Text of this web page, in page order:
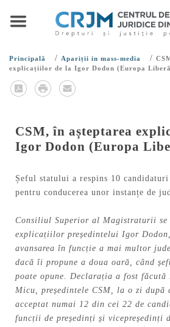
Principală / Apariții in mass-media /
explicațiilor de la Igor Dodon (Europa
CSM, în așteptarea
Igor Dodon (Europa
Șeful statului a respins 10
pentru conducerea unor instanțe de
Consiliul Superior al Magistraturii se
explicațiilor președintelui Igor
avansarea în funcție a mai multor
dacă îi propune a doua oară, când
poate opune. Declarația a fost
Micu, președintele CSM, la o zi după
acceptat numai 12 din cei 22 de
funcții de președinți și vicepreședinți